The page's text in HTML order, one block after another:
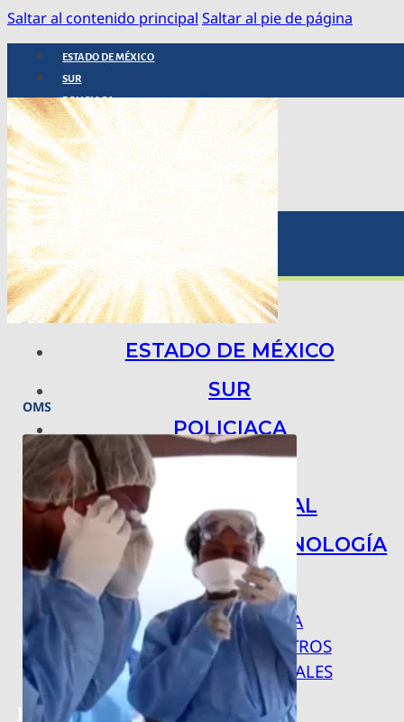
Saltar al contenido principal Saltar al pie de página
ESTADO DE MÉXICO
SUR
POLICIACA
NACIONAL
INTERNACIONAL
ARTE, CIENCIA Y TECNOLOGÍA
COLUMNAS
BAJO LA LUPA
RASTROS Y ROSTROS
VÍNCULOS ANIMALES
ESTADO DE MÉXICO
SUR
POLICIACA
INTERNACIONAL
ARTE, CIENCIA Y TECNOLOGÍA
COLUMNAS
BAJO LA LUPA
RASTROS Y ROSTROS
VÍNCULOS ANIMALES
OMS